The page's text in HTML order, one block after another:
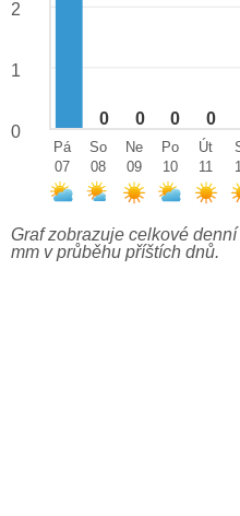
0 0 0 0
2
1
0
Pá
07
So
08
Ne
09
Po
10
Út
11
Graf zobrazuje celkové
mm v průběhu příštích dnů.